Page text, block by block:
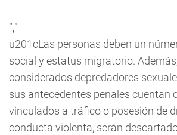
","
u201cLas personas deben un
social y estatus migratorio.
considerados depredadores
sus antecedentes penales cuentan
vinculados a tráfico o posesión de
conducta violenta, serán